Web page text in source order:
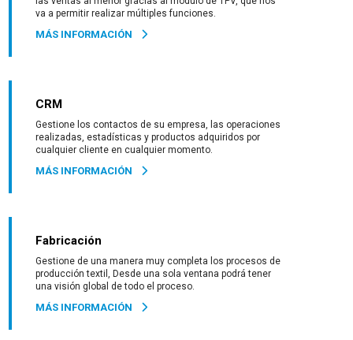
va a permitir realizar múltiples funciones.
MÁS INFORMACIÓN
CRM
Gestione los contactos de su empresa, las operaciones
realizadas, estadísticas y productos adquiridos por
cualquier cliente en cualquier momento.
MÁS INFORMACIÓN
Fabricación
Gestione de una manera muy completa los procesos de
producción textil, Desde una sola ventana podrá tener
una visión global de todo el proceso.
MÁS INFORMACIÓN